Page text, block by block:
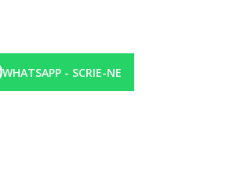
WHATSAPP - SCRIE-NE